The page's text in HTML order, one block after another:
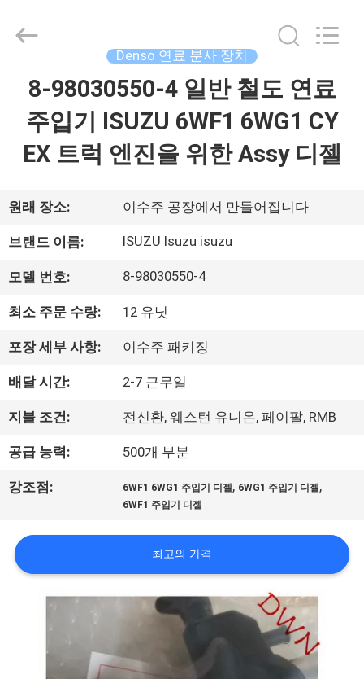
우
리
에
여
공
장
행
2026
Co.,LTD.
Reserved.
Denso 연료 분사 장치
8-98030550-4 일반 철도 연료
주입기 ISUZU 6WF1 6WG1 CY
EX 트럭 엔진을 위한 Assy 디젤
원래 장소: 이수주 공장에서 만들어집니다
브랜드 이름: ISUZU Isuzu isuzu
모델 번호: 8-98030550-4
최소 주문 수량: 12 유닛
포장 세부 사항: 이수주 패키징
배달 시간: 2-7 근무일
지불 조건: 전신환, 웨스턴 유니온, 페이팔, RMB
공급 능력: 500개 부분
강조점: 6WF1 6WG1 주입기 디젤, 6WG1 주입기 디젤,
6WF1 주입기 디젤
최고의 가격